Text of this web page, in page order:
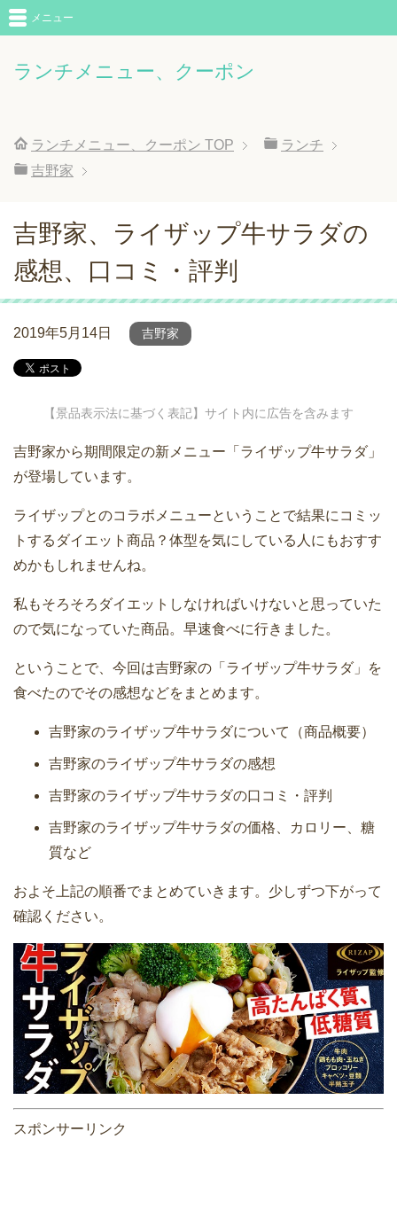
ランチメニュー、クーポン
メニュー
ランチメニュー、クーポン TOP
ランチ
吉野家
吉野家、ライザップ牛サラダの
感想、口コミ・評判
2019年5月14日 吉野家
【景品表示法に基づく表記】サイト内に広告を含みます
吉野家から期間限定の新メニュー「ライザップ牛サラダ」
が登場しています。
ライザップとのコラボメニューということで結果にコミッ
トするダイエット商品？体型を気にしている人にもおすす
めかもしれませんね。
私もそろそろダイエットしなければいけないと思っていた
ので気になっていた商品。早速食べに行きました。
ということで、今回は吉野家の「ライザップ牛サラダ」を
食べたのでその感想などをまとめます。
吉野家のライザップ牛サラダについて（商品概要）
吉野家のライザップ牛サラダの感想
吉野家のライザップ牛サラダの口コミ・評判
吉野家のライザップ牛サラダの価格、カロリー、糖
質など
およそ上記の順番でまとめていきます。少しずつ下がって
確認ください。
スポンサーリンク